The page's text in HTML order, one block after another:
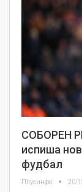
СОБОРЕН
испиша
фудбал
Плусинфо 20/